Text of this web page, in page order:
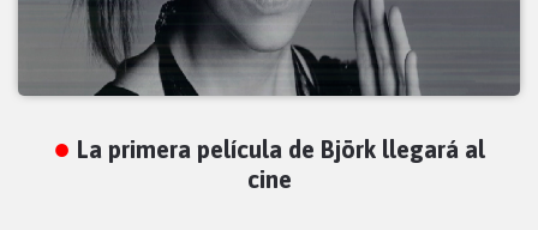
La primera película de Björk llegará al
cine